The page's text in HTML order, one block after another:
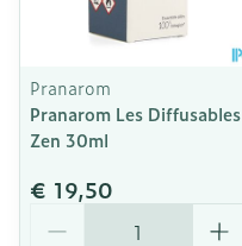
Pranarom
Pranarom Les Diffusables
Zen 30ml
€ 19,50